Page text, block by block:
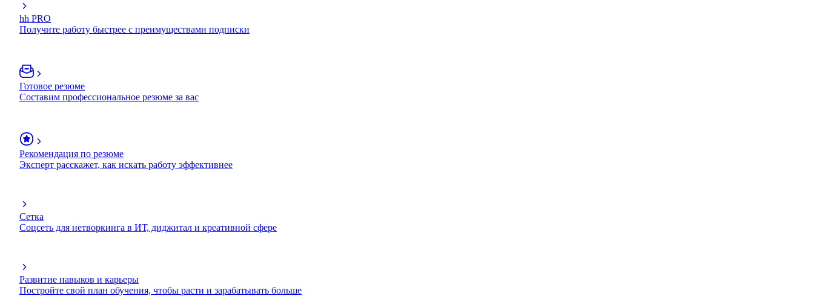
hh PRO
Получите работу быстрее с преимуществами подписки
Готовое резюме
Составим профессиональное резюме за вас
Рекомендация по резюме
Эксперт расскажет, как искать работу эффективнее
Сетка
Соцсеть для нетворкинга в ИТ, диджитал и креативной сфере
Развитие навыков и карьеры
Постройте свой план обучения, чтобы расти и зарабатывать больше